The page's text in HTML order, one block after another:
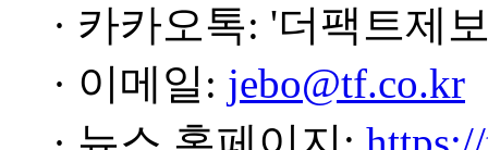
· 카카오톡: '더팩트제
· 이메일: jebo@tf.co.kr